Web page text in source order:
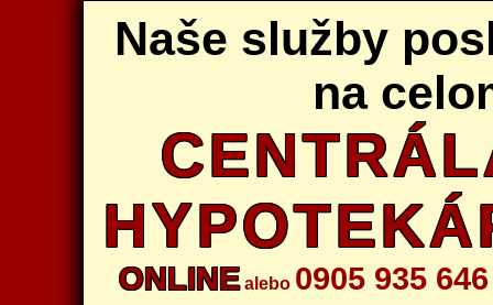
Naše služby
na
ONLINEalebo 0905 935 646